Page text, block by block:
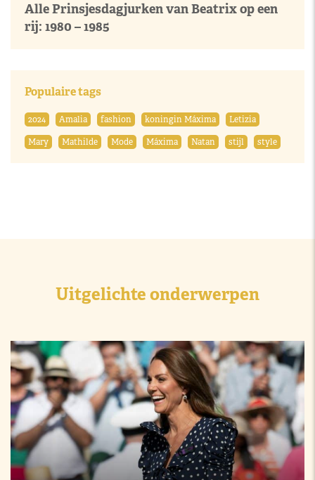
Alle Prinsjesdagjurken van Beatrix op een
rij: 1980 – 1985
Populaire tags
2024 Amalia fashion koningin Máxima
Letizia
Mary
Mathilde Mode Máxima Natan stijl style
Uitgelichte onderwerpen